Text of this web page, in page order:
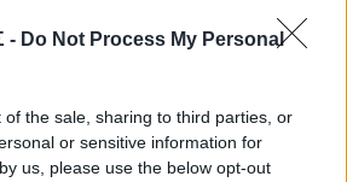
- Do Not Process My Personal
of the sale, sharing to third parties, or
or sensitive information for
us, please use the below opt-out
2026 08:30
Κρητική βραδιά με τον Νίκο
στα Τοπόλια
2026 08:25